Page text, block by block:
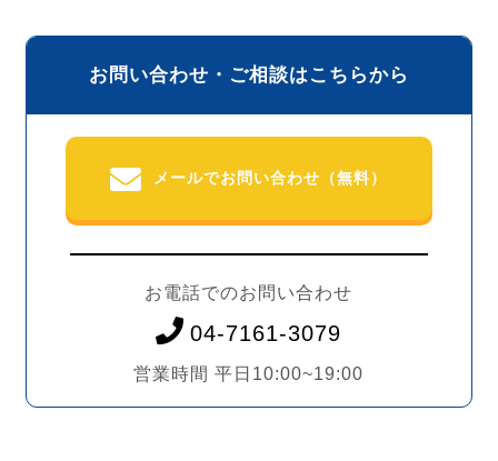
お問い合わせ・ご相談はこちらから
メールでお問い合わせ（無料）
お電話でのお問い合わせ
04-7161-3079
営業時間 平日10:00~19:00